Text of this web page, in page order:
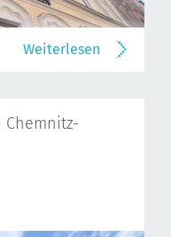
Weiterlesen